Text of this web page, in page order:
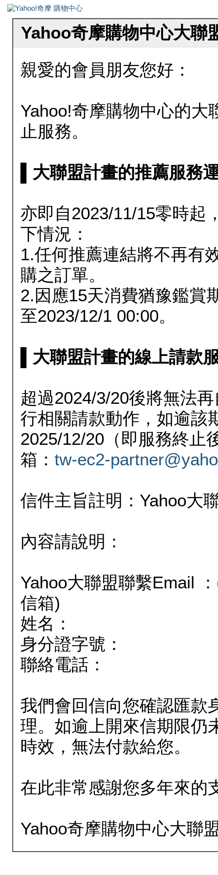
Yahoo奇摩購物中心大聯
親愛的會員朋友您好：
Yahoo!奇摩購物中心的大
止服務。
▌大聯盟計畫的推薦服務
亦即自2023/11/15零時起
下情況：
1.任何推薦連結將不再有
購之訂單。
2.因應15天消費猶豫鑑賞
至2023/12/1 00:00。
▌大聯盟計畫的線上請款
超過2024/3/20後將無法
行相關請款動作，如逾該
2025/12/20（即服務終止
箱： tw-ec2-
信件主旨註明：Yahoo大
內容請說明：
Yahoo大聯盟聯繫Email
信箱)
姓名：
身分證字號：
聯絡電話：
我們會回信向您確認匯款
理。如逾上開來信期限仍
時效，無法付款給您。
在此非常感謝您多年來的
Yahoo奇摩購物中心大